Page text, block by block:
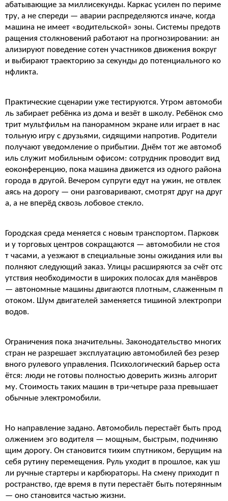
абатывающие за миллисекунды. Каркас усилен по периме
тру, а не спереди — аварии распределяются иначе, когда
машина не имеет «водительской» зоны. Системы предотв
ращения столкновений работают на прогнозировании: ан
ализируют поведение сотен участников движения вокруг
и выбирают траекторию за секунды до потенциального ко
нфликта.
Практические сценарии уже тестируются. Утром автомоби
ль забирает ребёнка из дома и везёт в школу. Ребёнок смо
трит мультфильм на панорамном экране или играет в нас
тольную игру с друзьями, сидящими напротив. Родители
получают уведомление о прибытии. Днём тот же автомоб
иль служит мобильным офисом: сотрудник проводит вид
еоконференцию, пока машина движется из одного района
города в другой. Вечером супруги едут на ужин, не отвлек
аясь на дорогу — они разговаривают, смотрят друг на друг
а, а не вперёд сквозь лобовое стекло.
Городская среда меняется с новым транспортом. Парковк
и у торговых центров сокращаются — автомобили не стоя
т часами, а уезжают в специальные зоны ожидания или вы
полняют следующий заказ. Улицы расширяются за счёт отс
утствия необходимости в широких полосах для манёвров
— автономные машины двигаются плотным, слаженным п
отоком. Шум двигателей заменяется тишиной электропри
водов.
Ограничения пока значительны. Законодательство многих
стран не разрешает эксплуатацию автомобилей без резер
вного рулевого управления. Психологический барьер оста
ётся: люди не готовы полностью доверить жизнь алгорит
му. Стоимость таких машин в три-четыре раза превышает
обычные электромобили.
Но направление задано. Автомобиль перестаёт быть прод
олжением эго водителя — мощным, быстрым, подчиняю
щим дорогу. Он становится тихим спутником, берущим на
себя рутину перемещения. Руль уходит в прошлое, как уш
ли ручные стартеры и карбюраторы. На смену приходит п
ространство, где время в пути перестаёт быть потерянным
— оно становится частью жизни.